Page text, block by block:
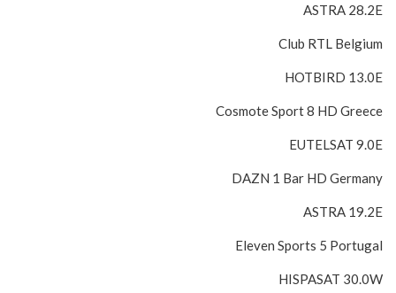
ASTRA 28.2E
Club RTL Belgium
HOTBIRD 13.0E
Cosmote Sport 8 HD Greece
EUTELSAT 9.0E
DAZN 1 Bar HD Germany
ASTRA 19.2E
Eleven Sports 5 Portugal
HISPASAT 30.0W